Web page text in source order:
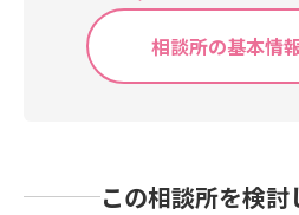
相談所の基本情
この相談所を検討